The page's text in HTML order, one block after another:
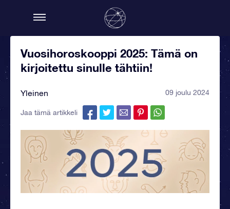
Vuosihoroskooppi 2025: Tämä on
kirjoitettu sinulle tähtiin!
Yleinen 09 joulu 2024
Jaa tämä artikkeli